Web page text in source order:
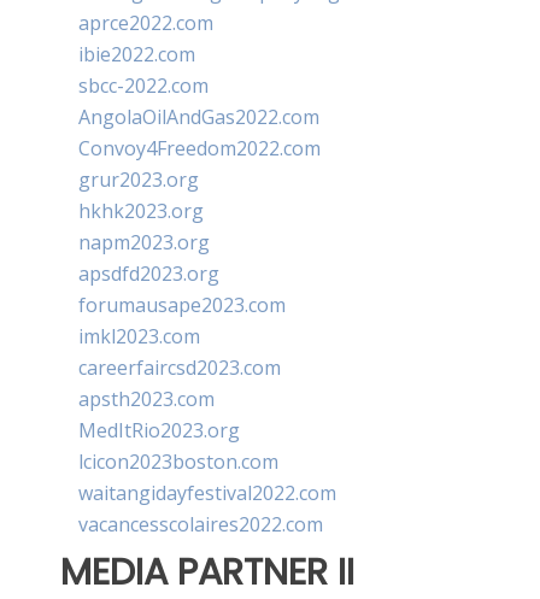
aprce2022.com
ibie2022.com
sbcc-2022.com
AngolaOilAndGas2022.com
Convoy4Freedom2022.com
grur2023.org
hkhk2023.org
napm2023.org
apsdfd2023.org
forumausape2023.com
imkl2023.com
careerfaircsd2023.com
apsth2023.com
MedItRio2023.org
lcicon2023boston.com
waitangidayfestival2022.com
vacancesscolaires2022.com
MEDIA PARTNER II